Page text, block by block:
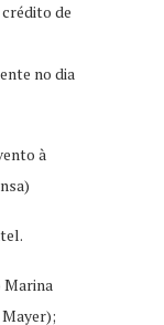
de
no dia
à
Marina